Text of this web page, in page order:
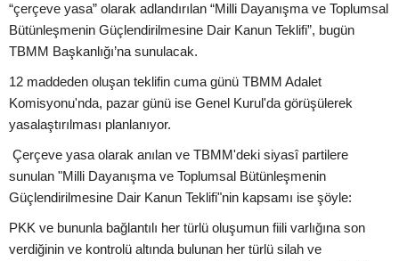
“çerçeve yasa” olarak adlandırılan “Milli Dayanışma ve Toplumsal
Bütünleşmenin Güçlendirilmesine Dair Kanun Teklifi”, bugün
TBMM Başkanlığı’na sunulacak.
12 maddeden oluşan teklifin cuma günü TBMM Adalet
Komisyonu'nda, pazar günü ise Genel Kurul'da görüşülerek
yasalaştırılması planlanıyor.
Çerçeve yasa olarak anılan ve TBMM'deki siyasî partilere
sunulan "Milli Dayanışma ve Toplumsal Bütünleşmenin
Güçlendirilmesine Dair Kanun Teklifi"nin kapsamı ise şöyle:
PKK ve bununla bağlantılı her türlü oluşumun fiili varlığına son
verdiğinin ve kontrolü altında bulunan her türlü silah ve